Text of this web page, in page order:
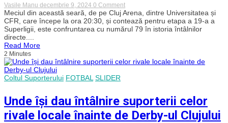
Vasile Manu decembrie 9, 2024 0 Commenton
DERBY
de
Cluj.
Statistica
„U”
Meciul din această seară, de pe Cluj Arena, dintre Universitatea și
CFR, care începe la ora 20:30, și contează pentru etapa a 19-a a
Superligii, este confruntarea cu numărul 79 în istoria întâlnilor
directe....
Read More
2 Minutes
Coltul Suporterului FOTBAL SLIDER
Unde își dau întâlnire suporterii celor
rivale locale înainte de Derby-ul Clujului